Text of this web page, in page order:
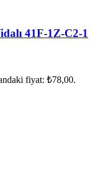
41F-1Z-C2-1
fiyat: ₺78,00.